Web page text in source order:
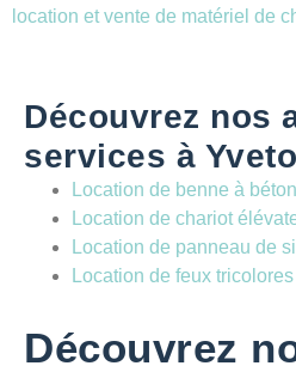
location et vente de matériel de
Découvrez nos
services à
Location de benne à
Location de chariot
Location de panneau de
Location de feux
Découvrez